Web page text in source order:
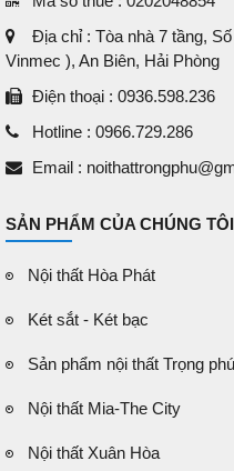
Địa chỉ : Tòa nhà 7 tầng,
Vinmec ), An Biên, Hải Phòng
Điện thoại : 0936.598.236
Hotline : 0966.729.286
Email :
SẢN PHẨM CỦA CHÚNG TÔI
Nội thất Hòa Phát
Két sắt - Két bạc
Sản phẩm nội thất Trọng phú
Nội thất Mia-The City
Nội thất Xuân Hòa